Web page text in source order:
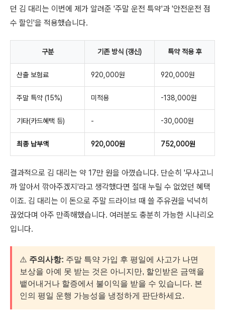
던 김 대리는 이번에 제가 알려준 '주말 운전 특약'과 '안전운전 점
수 할인'을 적용했습니다.
구분 기존 방식 (갱신) 특약 적용 후
산출 보험료 920,000원 920,000원
주말 특약 (15%) 미적용 -138,000원
기타(카드혜택 등) - -30,000원
최종 납부액 920,000원 752,000원
결과적으로 김 대리는 약 17만 원을 아꼈습니다. 단순히 '무사고니
까 알아서 깎아주겠지'라고 생각했다면 절대 누릴 수 없었던 혜택
이죠. 김 대리는 이 돈으로 주말 드라이브 때 쓸 주유권을 넉넉히
끊었다며 아주 만족해했습니다. 여러분도 충분히 가능한 시나리오
입니다.
⚠️ 주의사항: 주말 특약 가입 후 평일에 사고가 나면
보상을 아예 못 받는 것은 아니지만, 할인받은 금액을
뱉어내거나 할증에서 불이익을 받을 수 있습니다. 본
인의 평일 운행 가능성을 냉정하게 판단하세요.